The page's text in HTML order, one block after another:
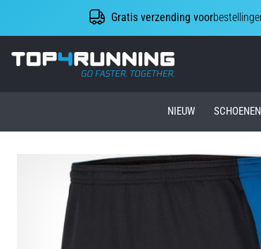
Gratis verzending voor
Top4Running.nl
NIEUW SCHOENEN